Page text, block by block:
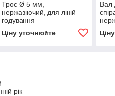
Трос Ø 5 мм,
нержавіючий, для ліній
годування
Ціну уточнюйте
Вал
рік